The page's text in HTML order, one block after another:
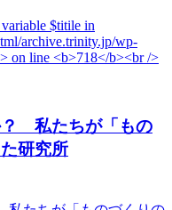
？ 私たちが「もの
研究所